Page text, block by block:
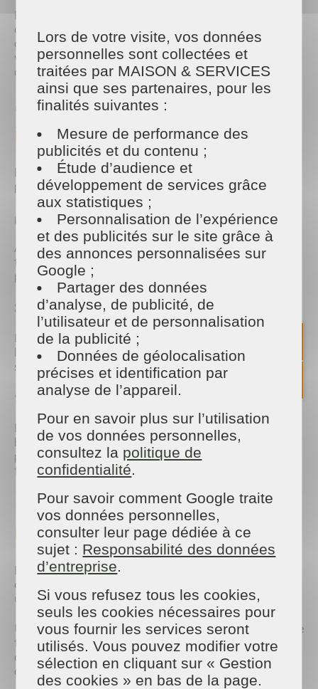
Faire appel à un professionnel du jardinage permet
de profiter pleinement de ses vacances tout en
gardant un extérieur entretenu. À votre retour,
vous retrouvez un jardin propre et accueillant, prêt
à être utilisé sans effort.
🌱 Les travaux de jardinage
indispensables en été
Durant la période estivale, certains travaux sont
particulièrement importants :
🌾 Une pelouse toujours impeccable
Avec la chaleur et les éventuelles pluies estivales, la
tonte régulière reste essentielle pour conserver une
pelouse dense et agréable.
✂️ L'entretien des haies et arbustes
L'été est également une période propice à
l'entretien des haies afin de conserver un jardin
soigné et harmonieux.
🌼 Le désherbage des massifs
Les mauvaises herbes profitent elles aussi des
beaux jours. Un entretien régulier permet de
préserver l'esthétique de vos plantations et de
favoriser leur développement.
🍹 Préparer son jardin pour
recevoir famille et amis
Barbecue, repas en terrasse, jeux avec les enfants
ou moments de détente au soleil... Le jardin devient
une véritable pièce de vie durant l'été.
Un extérieur bien entretenu contribue au confort de
tous et valorise votre habitation. Pelouse tondue,
allées propres et massifs entretenus font toute la
différence pour profiter pleinement de la saison.
Lors de votre visite, vos données
personnelles sont collectées et
traitées par MAISON & SERVICES
ainsi que ses partenaires, pour les
finalités suivantes :
Mesure de performance des
publicités et du contenu ;
Étude d’audience et
développement de services grâce
aux statistiques ;
Personnalisation de l’expérience
et des publicités sur le site grâce à
des annonces personnalisées sur
Google ;
Partager des données
d’analyse, de publicité, de
l’utilisateur et de personnalisation
de la publicité ;
Données de géolocalisation
précises et identification par
analyse de l’appareil.
Pour en savoir plus sur l’utilisation
de vos données personnelles,
consultez la politique de
confidentialité.
Pour savoir comment Google traite
vos données personnelles,
consulter leur page dédiée à ce
sujet : Responsabilité des données
d’entreprise.
Si vous refusez tous les cookies,
seuls les cookies nécessaires pour
vous fournir les services seront
utilisés. Vous pouvez modifier votre
sélection en cliquant sur « Gestion
des cookies » en bas de la page.